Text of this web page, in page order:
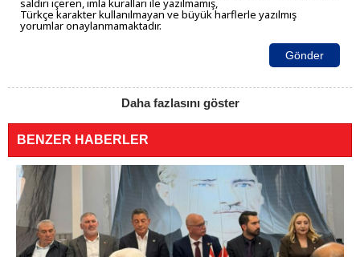
saldırı içeren, imla kuralları ile yazılmamış,
Türkçe karakter kullanılmayan ve büyük harflerle yazılmış
yorumlar onaylanmamaktadır.
Gönder
Daha fazlasını göster
BENZER HABERLER